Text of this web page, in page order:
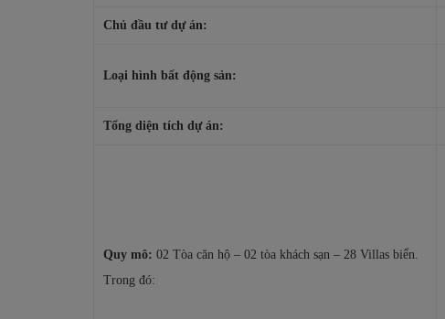
Chủ đầu tư dự án:
Loại hình bất động sản:
Tổng diện tích dự án:
Quy mô: 02 Tòa căn hộ – 02 tòa khách sạn – 28 Villas biển.
Trong đó: